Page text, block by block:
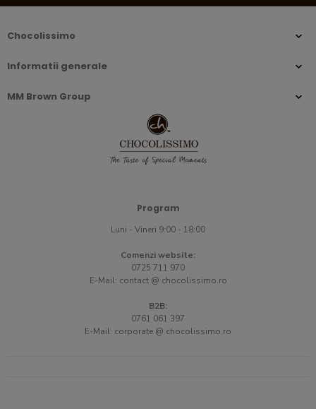
Chocolissimo
Informatii generale
MM Brown Group
Program
Luni - Vineri 9:00 - 18:00
Comenzi website:
0725 711 970
E-Mail: contact @ chocolissimo.ro
B2B:
0761 061 397
E-Mail: corporate @ chocolissimo.ro